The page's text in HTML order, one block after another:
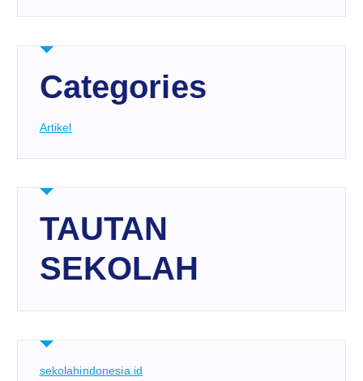
Categories
Artikel
TAUTAN
SEKOLAH
sekolahindonesia.id